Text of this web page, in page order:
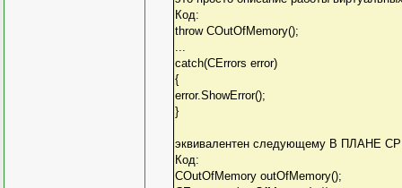
Код:
throw COutOfMemory();
catch(CErrors error)
{
error.ShowError();
}
эквивалентен следующему В ПЛАНЕ
Код:
COutOfMemory outOfMemory();